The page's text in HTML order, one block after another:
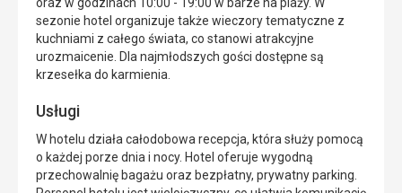
oraz w godzinach 10:00 - 19:00 w barze na plaży. W
sezonie hotel organizuje także wieczory tematyczne z
kuchniami z całego świata, co stanowi atrakcyjne
urozmaicenie. Dla najmłodszych gości dostępne są
krzesełka do karmienia.
Usługi
W hotelu działa całodobowa recepcja, która służy pomocą
o każdej porze dnia i nocy. Hotel oferuje wygodną
przechowalnię bagażu oraz bezpłatny, prywatny parking.